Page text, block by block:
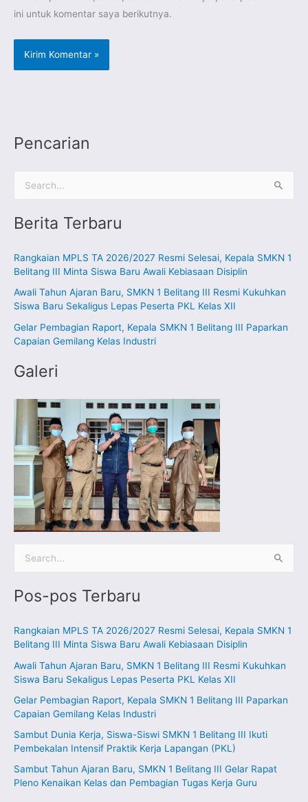
ini untuk komentar saya berikutnya.
Pencarian
u
k
Berita Terbaru
Rangkaian MPLS TA 2026/2027 Resmi Selesai, Kepala SMKN 1
Belitang III Minta Siswa Baru Awali Kebiasaan Disiplin
Awali Tahun Ajaran Baru, SMKN 1 Belitang III Resmi Kukuhkan
Siswa Baru Sekaligus Lepas Peserta PKL Kelas XII
Gelar Pembagian Raport, Kepala SMKN 1 Belitang III Paparkan
Capaian Gemilang Kelas Industri
Galeri
u
t
k
Pos-pos Terbaru
Rangkaian MPLS TA 2026/2027 Resmi Selesai, Kepala SMKN 1
Belitang III Minta Siswa Baru Awali Kebiasaan Disiplin
Awali Tahun Ajaran Baru, SMKN 1 Belitang III Resmi Kukuhkan
Siswa Baru Sekaligus Lepas Peserta PKL Kelas XII
Gelar Pembagian Raport, Kepala SMKN 1 Belitang III Paparkan
Capaian Gemilang Kelas Industri
Sambut Dunia Kerja, Siswa-Siswi SMKN 1 Belitang III Ikuti
Pembekalan Intensif Praktik Kerja Lapangan (PKL)
Sambut Tahun Ajaran Baru, SMKN 1 Belitang III Gelar Rapat
Pleno Kenaikan Kelas dan Pembagian Tugas Kerja Guru